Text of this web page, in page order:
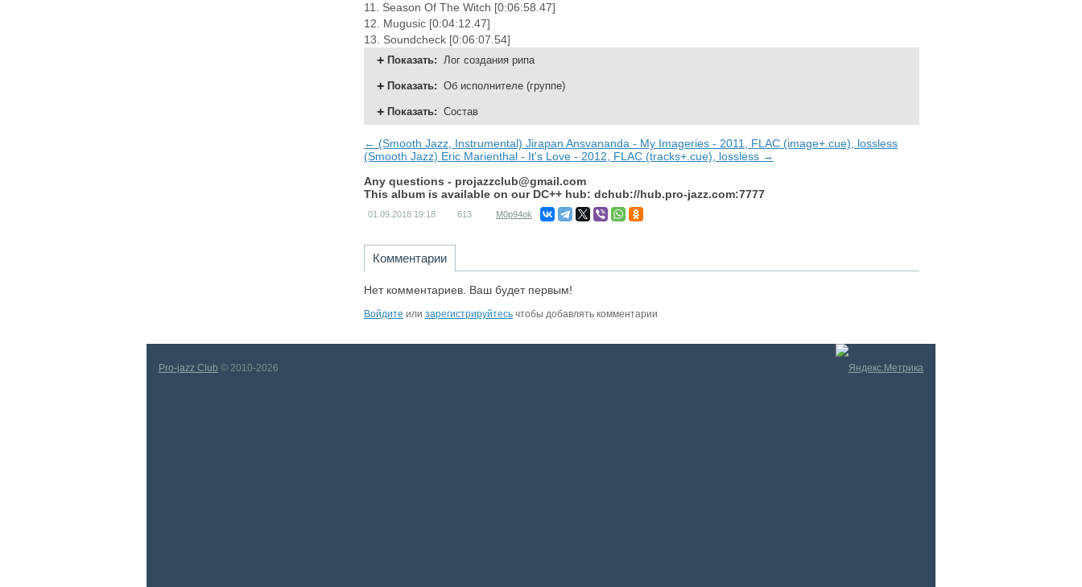
11. Season Of The Witch [0:06:58.47]
12. Mugusic [0:04:12.47]
13. Soundcheck [0:06:07.54]
Показать: Лог создания рипа
Показать: Об исполнителе (группе)
Показать: Состав
← (Smooth Jazz, Instrumental) Jirapan Ansvananda - My Imageries - 2011, FLAC (image+.cue), lossless
(Smooth Jazz) Eric Marienthal - It's Love - 2012, FLAC (tracks+.cue), lossless →
Any questions - projazzclub@gmail.com
This album is available on our DC++ hub: dchub://hub.pro-jazz.com:7777
01.09.2018 19:18 613 M0p94ok
Комментарии
Нет комментариев. Ваш будет первым!
Войдите или зарегистрируйтесь чтобы добавлять комментарии
Pro-jazz Club © 2010-2026